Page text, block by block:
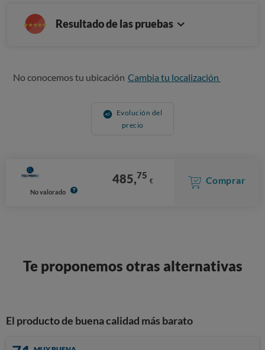
Resultado de las pruebas
No conocemos tu ubicación Cambia tu localización
Evolución del
precio
No valorado
485,75 € Comprar
Te proponemos otras alternativas
El producto de buena calidad más barato